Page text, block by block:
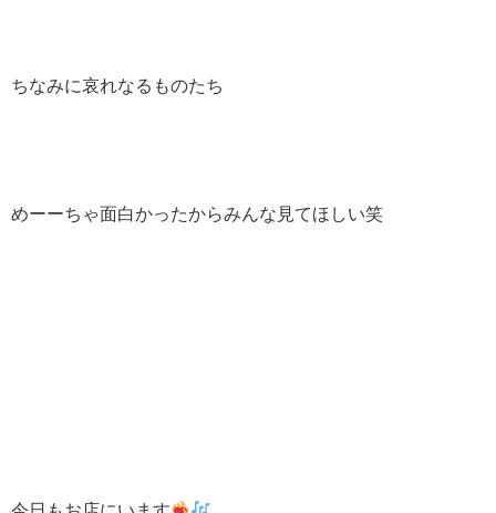
ちなみに哀れなるものたち
めーーちゃ面白かったからみんな見てほしい笑